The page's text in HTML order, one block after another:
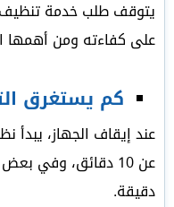
يتوقف طلب خدمة تنظيف
على كفاءته ومن أهمها
كم يستغرق
عند إيقاف الجهاز، يبدأ
دقيقة.